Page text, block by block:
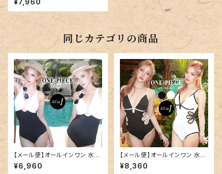
同じカテゴリの商品
【メール便】オールインワン 水着
レディース ワンピ水着 モノクロ
／hys3354
¥6,960
【メール便】オールインワン 水着
レディース ワンピ水着 リブ／hy
s3352
¥8,360